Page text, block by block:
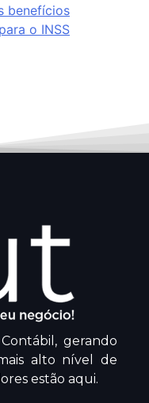
benefícios
para o INSS
gerando
alto nível de
estão aqui.